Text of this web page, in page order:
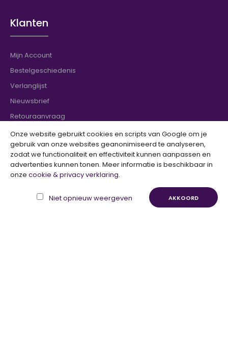
Onze website gebruikt cookies en scripts van Google om je
gebruik van onze websites geanonimiseerd te analyseren,
zodat we functionaliteit en effectiviteit kunnen aanpassen en
advertenties kunnen tonen. Meer informatie is beschikbaar in
onze cookie & privacy verklaring.
Niet opnieuw weergeven AKKOORD
Klanten
Mijn Account
Bestelgeschiedenis
Verlanglijst
Nieuwsbrief
Retouraanvraag
Populaire Merken
Helena Hart